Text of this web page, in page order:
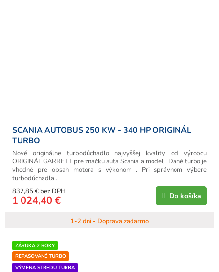
SCANIA AUTOBUS 250 KW - 340 HP ORIGINÁL
TURBO
1-2 dni - Doprava zadarmo
832,85 € bez DPH
1 024,40 € Do košíka
Nové originálne turbodúchadlo najvyššej kvality od výrobcu
ORIGINÁL GARRETT pre značku auta Scania a model . Dané turbo je
vhodné pre obsah motora s výkonom . Pri správnom výbere
turbodúchadla...
ZÁRUKA 2 ROKY
REPASOVANÉ TURBO
VÝMENA STREDU TURBA